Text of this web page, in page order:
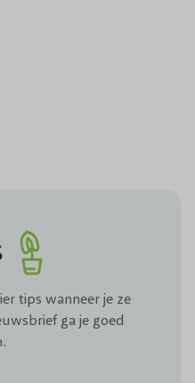
tips wanneer je ze
ga je goed